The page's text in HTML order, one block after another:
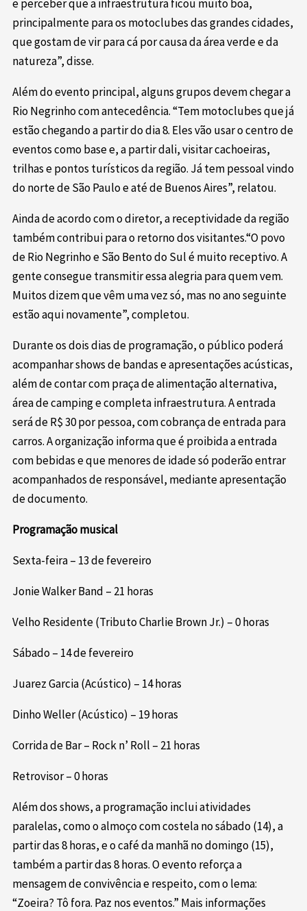
e perceber que a infraestrutura ficou muito boa,
principalmente para os motoclubes das grandes cidades,
que gostam de vir para cá por causa da área verde e da
natureza”, disse.
Além do evento principal, alguns grupos devem chegar a
Rio Negrinho com antecedência. “Tem motoclubes que já
estão chegando a partir do dia 8. Eles vão usar o centro de
eventos como base e, a partir dali, visitar cachoeiras,
trilhas e pontos turísticos da região. Já tem pessoal vindo
do norte de São Paulo e até de Buenos Aires”, relatou.
Ainda de acordo com o diretor, a receptividade da região
também contribui para o retorno dos visitantes.“O povo
de Rio Negrinho e São Bento do Sul é muito receptivo. A
gente consegue transmitir essa alegria para quem vem.
Muitos dizem que vêm uma vez só, mas no ano seguinte
estão aqui novamente”, completou.
Durante os dois dias de programação, o público poderá
acompanhar shows de bandas e apresentações acústicas,
além de contar com praça de alimentação alternativa,
área de camping e completa infraestrutura. A entrada
será de R$ 30 por pessoa, com cobrança de entrada para
carros. A organização informa que é proibida a entrada
com bebidas e que menores de idade só poderão entrar
acompanhados de responsável, mediante apresentação
de documento.
Programação musical
Sexta-feira – 13 de fevereiro
Jonie Walker Band – 21 horas
Velho Residente (Tributo Charlie Brown Jr.) – 0 horas
Sábado – 14 de fevereiro
Juarez Garcia (Acústico) – 14 horas
Dinho Weller (Acústico) – 19 horas
Corrida de Bar – Rock n’ Roll – 21 horas
Retrovisor – 0 horas
Além dos shows, a programação inclui atividades
paralelas, como o almoço com costela no sábado (14), a
partir das 8 horas, e o café da manhã no domingo (15),
também a partir das 8 horas. O evento reforça a
mensagem de convivência e respeito, com o lema:
“Zoeira? Tô fora. Paz nos eventos.” Mais informações